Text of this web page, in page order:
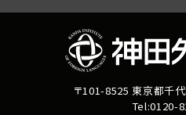
〒101-8525 東京都千
Tel:0120-